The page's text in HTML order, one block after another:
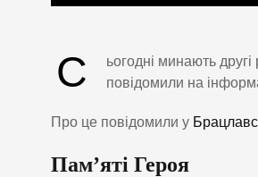
С ьогодні минають
повідомили на
Про це повідомили у
Пам’яті Героя